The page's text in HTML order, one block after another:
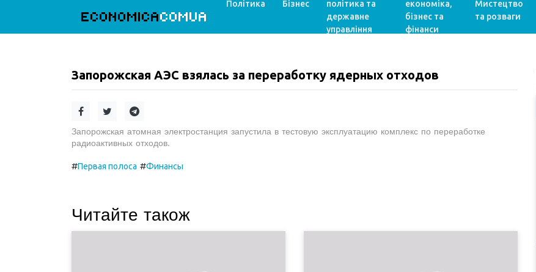
ECONOMICACOMUA
Політика Бізнес
політика та
державне
управління
економіка,
бізнес та
фінанси
Мистецтво
та розваги
Запорожская АЭС взялась за переработку ядерных отходов
Запорожская атомная электростанция запустила в тестовую эксплуатацию комплекс по переработке
радиоактивных отходов.
#Первая полоса #Финансы
Читайте також